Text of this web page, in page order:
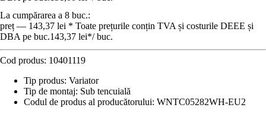
La cumpărarea a 8 buc.:
preț — 143,37 lei * Toate prețurile conțin TVA și costurile DEEE și
DBA pe buc.143,37 lei*/ buc.
Cod produs: 10401119
Tip produs: Variator
Tip de montaj: Sub tencuială
Codul de produs al producătorului: WNTC05282WH-EU2